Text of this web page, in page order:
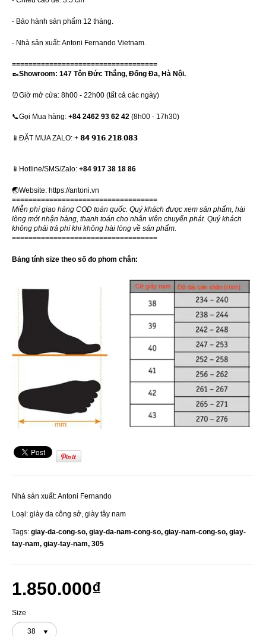
- Bảo hành sản phẩm 12 tháng.
- Nhà sản xuất: Antoni Fernando Vietnam.
===================================
👞Showroom: 147 Tôn Đức Thắng, Đống Đa, Hà Nội.
⏰Giờ mở cửa: 8h00 - 22h00 (tất cả các ngày)
📞Gọi Mua hàng: +84 2462 93 62 42 (8h00 - 17h30)
📱ĐẶT MUA ZALO: + 𝟴𝟰 𝟵𝟭𝟲.𝟮𝟭𝟴.𝟬𝟴𝟯
📱Hotline/SMS/Zalo: +84 917 38 18 86
🌏Website: https://antoni.vn
===================================
Miễn phí giao hàng COD toàn quốc. Quý khách được xem sản phẩm, hài
lòng mới nhận hàng, thanh toán cho nhân viên chuyển phát. Quý khách
không phải trả phí khi không hài lòng về sản phẩm.
===================================
Bảng tính size theo số đo phom chân:
Nhà sản xuất:Antoni Fernando
Loại: giày da công sở, giày tây nam
Tags: giay-da-cong-so, giay-da-nam-cong-so, giay-nam-cong-so, giay-
tay-nam, giay-tay-nam, 305
1.850.000₫
Size
38